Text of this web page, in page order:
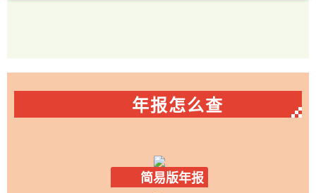
年报怎么查
简易版年报